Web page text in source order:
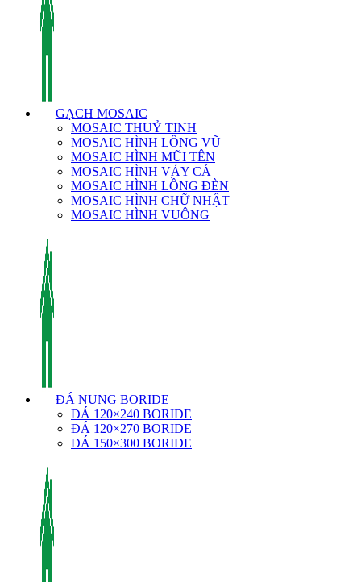
GẠCH MOSAIC
MOSAIC THUỶ TINH
MOSAIC HÌNH LÔNG VŨ
MOSAIC HÌNH MŨI TÊN
MOSAIC HÌNH VẢY CÁ
MOSAIC HÌNH LỒNG ĐÈN
MOSAIC HÌNH CHỮ NHẬT
MOSAIC HÌNH VUÔNG
ĐÁ NUNG BORIDE
ĐÁ 120×240 BORIDE
ĐÁ 120×270 BORIDE
ĐÁ 150×300 BORIDE